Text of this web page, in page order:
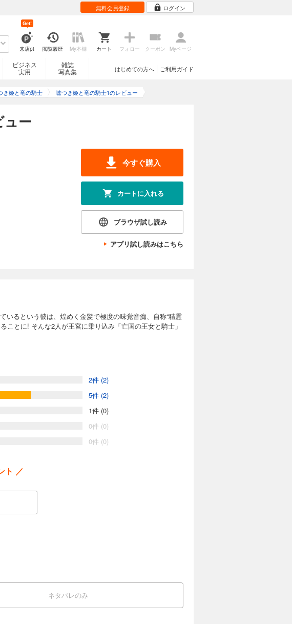
無料会員登録 ログイン
来店pt
Get!
閲覧履歴 My本棚 カート フォロー クーポン Myページ
ビジネス
実用
雑誌
写真集
ご利用ガイド
はじめての方へ
き姫と竜の騎士 嘘つき姫と竜の騎士1のレビュー
ュー
今すぐ購入
カートに入れる
ブラウザ試し読み
アプリ試し読みはこちら
るという彼は、煌めく金髪で極度の味覚音痴、自称“精霊
とに! そんな2人が王宮に乗り込み「亡国の王女と騎士」
2件 (2)
5件 (2)
1件 (0)
0件 (0)
0件 (0)
ト ／
ネタバレのみ